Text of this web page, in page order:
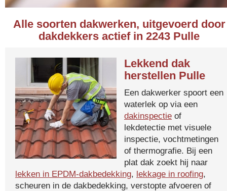
Alle soorten dakwerken, uitgevoerd door
dakdekkers actief in 2243 Pulle
Lekkend dak
herstellen Pulle
Een dakwerker spoort een
waterlek op via een
dakinspectie of
lekdetectie met visuele
inspectie, vochtmetingen
of thermografie. Bij een
plat dak zoekt hij naar
lekken in EPDM-dakbedekking, lekkage in roofing,
scheuren in de dakbedekking, verstopte afvoeren of